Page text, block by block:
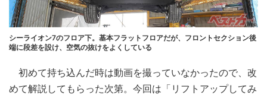
シーライオン7のフロア下。基本フラットフロアだが、フロントセクション後
端に段差を設け、空気の抜けをよくしている
初めて持ち込んだ時は動画を撮っていなかったので、改
めて解説してもらった次第。今回は「リフトアップしてみ